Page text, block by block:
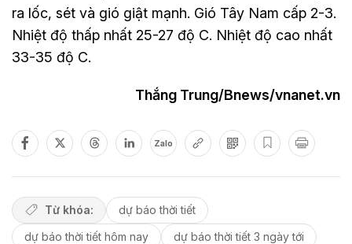
ra lốc, sét và gió giật mạnh. Gió Tây Nam cấp 2-3.
Nhiệt độ thấp nhất 25-27 độ C. Nhiệt độ cao nhất
33-35 độ C.
Thắng Trung/Bnews/vnanet.vn
Zalo
Từ khóa:
dự báo thời tiết
dự báo thời tiết hôm nay
dự báo thời tiết 3 ngày tới